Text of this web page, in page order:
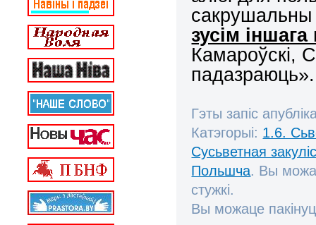
зусім
Камароўскі,
падазраюць».
Гэты запіс
Катэгорыі: 1.6.
Сусьветная
Польшча. Вы
стужкі.
Вы можаце